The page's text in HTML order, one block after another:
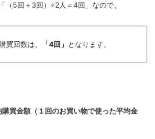
（5回＋3回）÷2人＝4回」なので、
買回数は、 「4回」 となります。
買金額（１回のお買い物で使った平均金